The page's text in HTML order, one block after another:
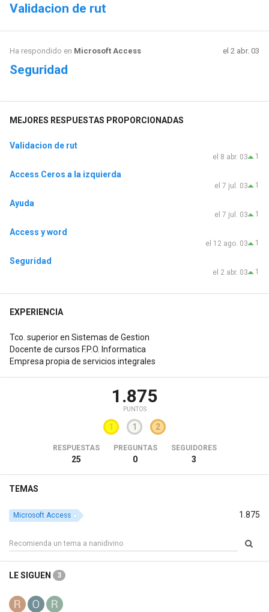
Validacion de rut
Ha respondido en Microsoft Access el 2 abr. 03
Seguridad
MEJORES RESPUESTAS PROPORCIONADAS
Validacion de rut
1
el 8 abr. 03
Access Ceros a la izquierda
1
el 7 jul. 03
Ayuda
1
el 7 jul. 03
Access y word
1
el 12 ago. 03
Seguridad
1
el 2 abr. 03
EXPERIENCIA
Tco. superior en Sistemas de Gestion
Docente de cursos F.P.O. Informatica
Empresa propia de servicios integrales
1.875
PUNTOS
1 1 2
RESPUESTAS
25
PREGUNTAS
0
SEGUIDORES
3
TEMAS
1.875
Microsoft Access
LE SIGUEN 3